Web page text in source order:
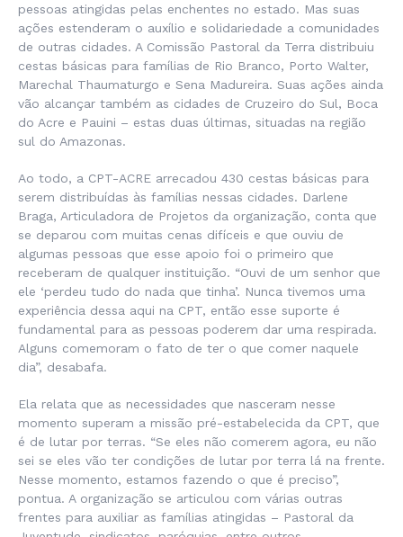
pessoas atingidas pelas enchentes no estado. Mas suas
ações estenderam o auxílio e solidariedade a comunidades
de outras cidades. A Comissão Pastoral da Terra distribuiu
cestas básicas para famílias de Rio Branco, Porto Walter,
Marechal Thaumaturgo e Sena Madureira. Suas ações ainda
vão alcançar também as cidades de Cruzeiro do Sul, Boca
do Acre e Pauini – estas duas últimas, situadas na região
sul do Amazonas.
Ao todo, a CPT-ACRE arrecadou 430 cestas básicas para
serem distribuídas às famílias nessas cidades. Darlene
Braga, Articuladora de Projetos da organização, conta que
se deparou com muitas cenas difíceis e que ouviu de
algumas pessoas que esse apoio foi o primeiro que
receberam de qualquer instituição. “Ouvi de um senhor que
ele ‘perdeu tudo do nada que tinha’. Nunca tivemos uma
experiência dessa aqui na CPT, então esse suporte é
fundamental para as pessoas poderem dar uma respirada.
Alguns comemoram o fato de ter o que comer naquele
dia”, desabafa.
Ela relata que as necessidades que nasceram nesse
momento superam a missão pré-estabelecida da CPT, que
é de lutar por terras. “Se eles não comerem agora, eu não
sei se eles vão ter condições de lutar por terra lá na frente.
Nesse momento, estamos fazendo o que é preciso”,
pontua. A organização se articulou com várias outras
frentes para auxiliar as famílias atingidas – Pastoral da